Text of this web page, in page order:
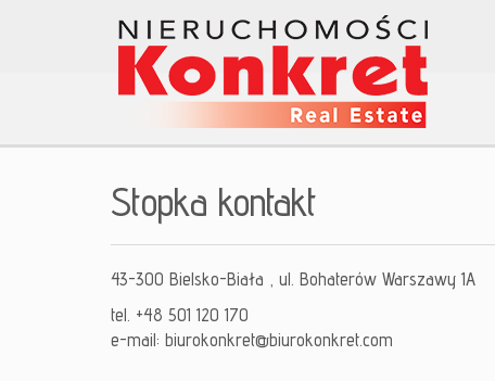
Stopka kontakt
43-300 Bielsko-Biała , ul. Bohaterów Warszawy 1A
tel. +48 501 120 170
e-mail: biurokonkret@biurokonkret.com